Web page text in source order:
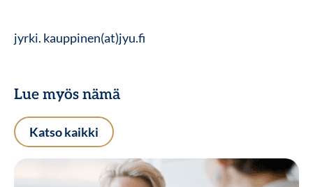
jyrki. kauppinen(at)jyu.fi
Lue myös nämä
Katso kaikki